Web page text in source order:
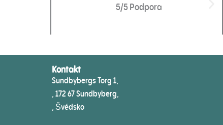
5/5 Podpora
Kontakt
Sundbybergs Torg 1,
, 172 67 Sundbyberg,
, Švédsko